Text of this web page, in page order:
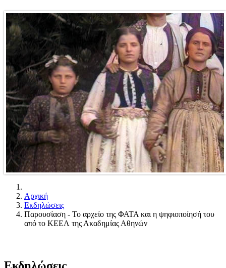
Αρχική
Εκδηλώσεις
Παρουσίαση - Το αρχείο της ΦΑΤΑ και η ψηφιοποίησή του
από το ΚΕΕΛ της Ακαδημίας Αθηνών